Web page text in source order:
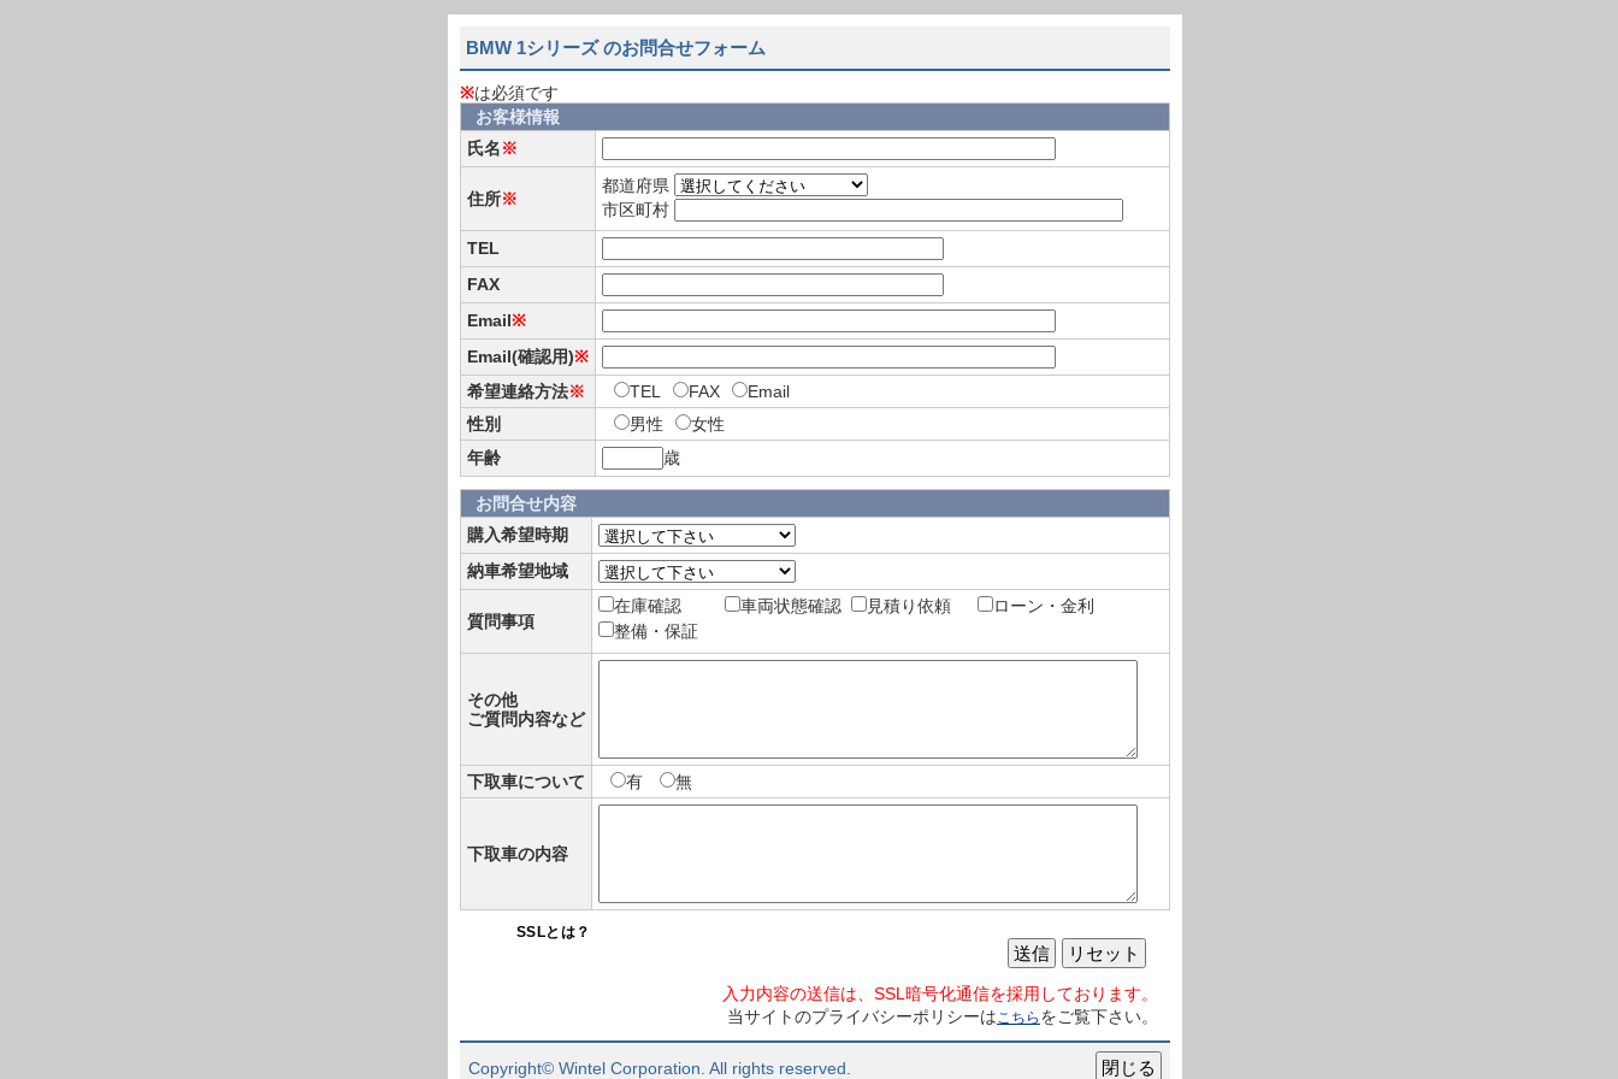
BMW 1シリーズ のお問合せフォーム
※は必須です
お客様情報
氏名※
住所※
都道府県
市区町村
TEL
FAX
Email※
Email(確認用)※
希望連絡方法※ TEL FAX
Email
性別
男性
女性
年齢
歳
お問合せ内容
購入希望時期
納車希望地域
質問事項
在庫確認 車両状態確認 見積り依頼
ローン・金利
整備・保証
その他
ご質問内容など
下取車について 有 無
下取車の内容
SSLとは？
リセット
送信
入力内容の送信は、SSL暗号化通信を採用しております。
当サイトのプライバシーポリシーはこちら をご覧下さい。
Copyright© Wintel Corporation. All rights reserved.